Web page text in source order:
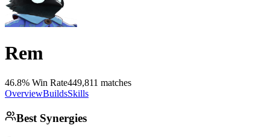
Rem
46.8% Win Rate449,811 matches
OverviewBuildsSkills
Best Synergies